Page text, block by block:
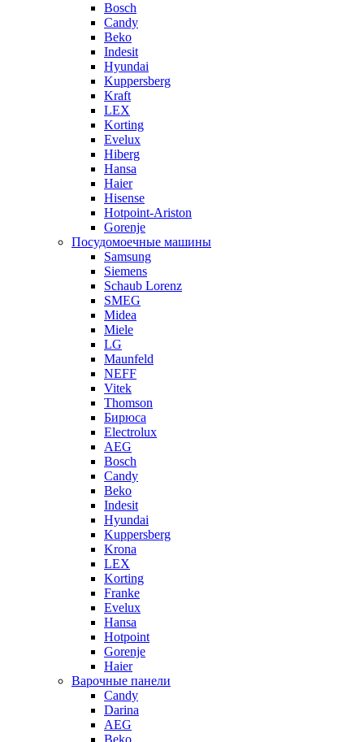
Bosch
Candy
Beko
Indesit
Hyundai
Kuppersberg
Kraft
LEX
Korting
Evelux
Hiberg
Hansa
Haier
Hisense
Hotpoint-Ariston
Gorenje
Посудомоечные машины
Samsung
Siemens
Schaub Lorenz
SMEG
Midea
Miele
LG
Maunfeld
NEFF
Vitek
Thomson
Бирюса
Electrolux
AEG
Bosch
Candy
Beko
Indesit
Hyundai
Kuppersberg
Krona
LEX
Korting
Franke
Evelux
Hansa
Hotpoint
Gorenje
Haier
Варочные панели
Candy
Darina
AEG